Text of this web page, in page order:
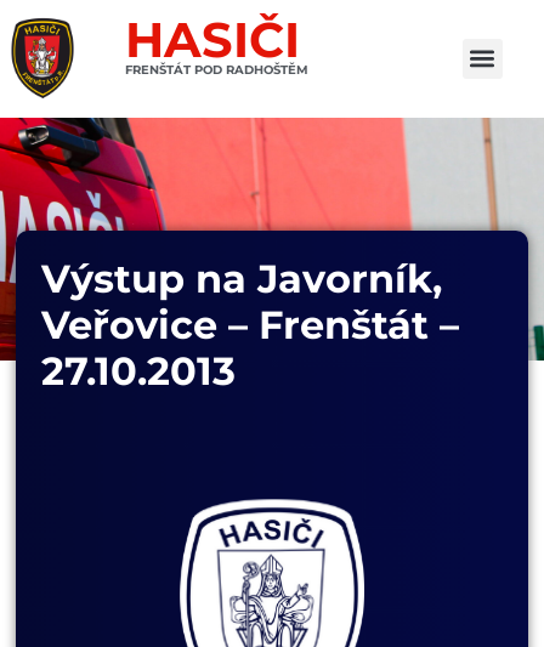
HASIČI
FRENŠTÁT POD RADHOŠTĚM
Výstup na Javorník,
Veřovice – Frenštát –
27.10.2013